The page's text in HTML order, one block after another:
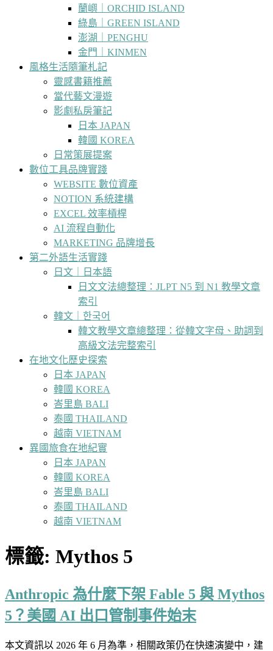
蘭嶼｜ORCHID ISLAND
綠島｜GREEN ISLAND
澎湖｜PENGHU
金門｜KINMEN
風格生活隨筆札記
靈感書籍推薦
當代藝文漫遊
影劇私房筆記
日本 JAPAN
韓國 KOREA
日常策展提案
數位工具品牌實踐
WEBSITE 數位資產
NOTION 系統建構
EXCEL 效率槓桿
AI 流程自動化
MARKETING 品牌增長
第二外語生活實踐
日文｜日本語
日文文法總整理：JLPT N5 到 N1 教學文章
索引
韓文｜한국어
韓文教學文章總整理：從韓文字母、助詞到
高級文法完整索引
在地文化歷史探索
日本 JAPAN
韓國 KOREA
峇里島 BALI
泰國 THAILAND
越南 VIETNAM
異國旅食在地紀實
日本 JAPAN
韓國 KOREA
峇里島 BALI
泰國 THAILAND
越南 VIETNAM
標籤: Mythos 5
Anthropic 為什麼下架 Fable 5 與 Mythos
5？美國 AI 出口管制事件始末
本文資訊以 2026 年 6 月為準，相關政策仍在快速演變中，建